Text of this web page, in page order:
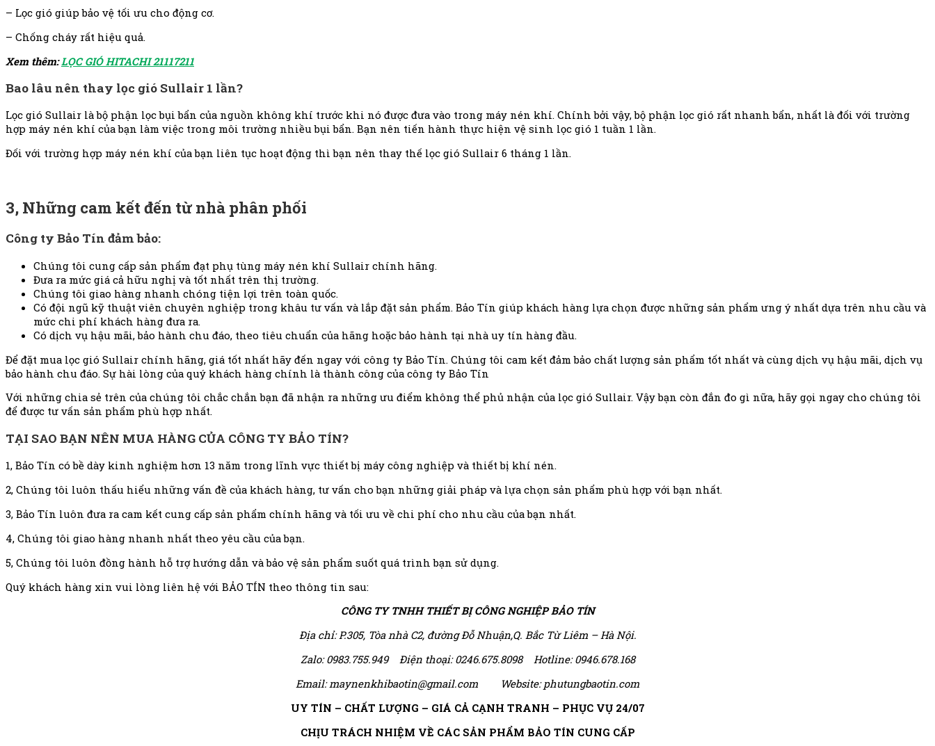
– Lọc gió giúp bảo vệ tối ưu cho động cơ.
– Chống cháy rất hiệu quả.
Xem thêm:LỌC GIÓ HITACHI 21117211
Bao lâu nên thay lọc gió Sullair 1 lần?
Lọc gió Sullair là bộ phận lọc bụi bẩn của nguồn không khí trước khi nó được đưa vào trong máy nén khí. Chính bởi vậy, bộ phận lọc gió rất nhanh bẩn, nhất là đối với trường
hợp máy nén khí của bạn làm việc trong môi trường nhiều bụi bẩn. Bạn nên tiến hành thực hiện vệ sinh lọc gió 1 tuần 1 lần.
Đối với trường hợp máy nén khí của bạn liên tục hoạt động thì bạn nên thay thế lọc gió Sullair 6 tháng 1 lần.
3, Những cam kết đến từ nhà phân phối
Công ty Bảo Tín đảm bảo:
Chúng tôi cung cấp sản phẩm đạt phụ tùng máy nén khí Sullair chính hãng.
Đưa ra mức giá cả hữu nghị và tốt nhất trên thị trường.
Chúng tôi giao hàng nhanh chóng tiện lợi trên toàn quốc.
Có đội ngũ kỹ thuật viên chuyên nghiệp trong khâu tư vấn và lắp đặt sản phẩm. Bảo Tín giúp khách hàng lựa chọn được những sản phẩm ưng ý nhất dựa trên nhu cầu và
mức chi phí khách hàng đưa ra.
Có dịch vụ hậu mãi, bảo hành chu đáo, theo tiêu chuẩn của hãng hoặc bảo hành tại nhà uy tín hàng đầu.
​Để đặt mua lọc gió Sullair chính hãng, giá tốt nhất hãy đến ngay với công ty Bảo Tín. Chúng tôi cam kết đảm bảo chất lượng sản phẩm tốt nhất và cùng dịch vụ hậu mãi, dịch vụ
bảo hành chu đáo. Sự hài lòng của quý khách hàng chính là thành công của công ty Bảo Tín
Với những chia sẻ trên của chúng tôi chắc chắn bạn đã nhận ra những ưu điểm không thể phủ nhận của lọc gió Sullair. Vậy bạn còn đắn đo gì nữa, hãy gọi ngay cho chúng tôi
để được tư vấn sản phẩm phù hợp nhất.
TẠI SAO BẠN NÊN MUA HÀNG CỦA CÔNG TY BẢO TÍN?
1, Bảo Tín có bề dày kinh nghiệm hơn 13 năm trong lĩnh vực thiết bị máy công nghiệp và thiết bị khí nén.
2, Chúng tôi luôn thấu hiểu những vấn đề của khách hàng, tư vấn cho bạn những giải pháp và lựa chọn sản phẩm phù hợp với bạn nhất.
3, Bảo Tín luôn đưa ra cam kết cung cấp sản phẩm chính hãng và tối ưu về chi phí cho nhu cầu của bạn nhất.
4, Chúng tôi giao hàng nhanh nhất theo yêu cầu của bạn.
5, Chúng tôi luôn đồng hành hỗ trợ hướng dẫn và bảo vệ sản phẩm suốt quá trình bạn sử dụng.
Quý khách hàng xin vui lòng liên hệ với BẢO TÍN theo thông tin sau:
CÔNG TY TNHH THIẾT BỊ CÔNG NGHIỆP BẢO TÍN
Địa chỉ: P.305, Tòa nhà C2, đường Đỗ Nhuận,Q. Bắc Từ Liêm – Hà Nội.
Zalo: 0983.755.949 Điện thoại: 0246.675.8098 Hotline: 0946.678.168
Email: maynenkhibaotin@gmail.com Website:phutungbaotin.com
UY TÍN – CHẤT LƯỢNG – GIÁ CẢ CẠNH TRANH – PHỤC VỤ 24/07
CHỊU TRÁCH NHIỆM VỀ CÁC SẢN PHẨM BẢO TÍN CUNG CẤP